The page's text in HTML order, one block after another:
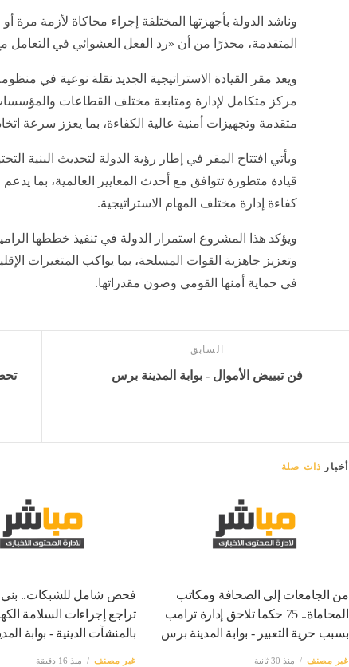
وناشد الدولة بأجهزتها المختلفة إجراء محاكاة لأزمة مرة أو
المتقدمة، محذرًا من أن «رد الفعل العشوائي في التعامل
ويعد مقر القيادة الاستراتيجية الجديد نقلة نوعية في
مركز متكامل لإدارة ومتابعة مختلف القطاعات
متقدمة وتجهيزات أمنية عالية الكفاءة، بما يعزز سرعة
ويأتي افتتاح المقر في إطار رؤية الدولة لتحديث البنية
قيادة متطورة تتوافق مع أحدث المعايير العالمية، بما
كفاءة إدارة مختلف المهام الاستراتيجية.
ويؤكد هذا المشروع استمرار الدولة في تنفيذ خططها
وتعزيز جاهزية القوات المسلحة، بما يواكب المتغيرات
في حماية أمنها القومي وصون مقدراتها.
السابق
فن تبييض الأموال - بوابة المدينة برس
أخبار ذات صلة
من الجامعات إلى الصحافة ومكاتب
المحاماة.. 75 حكما تلاحق إدارة ترامب
بسبب حرية التعبير - بوابة المدينة برس
غير مصنف منذ 30 ثانية
فحص شامل للشبكات..
تراجع إجراءات السلامة
بالمنشآت الدينية - بوابة
غير مصنف منذ 16 دقيقة